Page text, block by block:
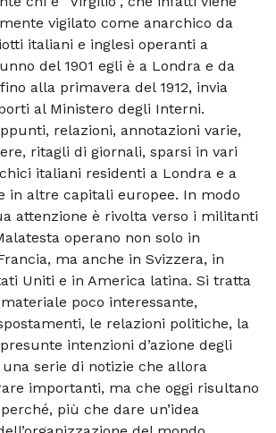
vigilato come anarchico da
italiani e inglesi operanti a
del 1901 egli è a Londra e da
alla primavera del 1912, invia
al Ministero degli Interni.
relazioni, annotazioni varie,
ritagli di giornali, sparsi in vari
italiani residenti a Londra e a
in altre capitali europee. In modo
attenzione è rivolta verso i militanti
operano non solo in
ma anche in Svizzera, in
Uniti e in America latina. Si tratta
poco interessante,
le relazioni politiche, la
intenzioni d’azione degli
serie di notizie che allora
importanti, ma che oggi risultano
più che dare un’idea